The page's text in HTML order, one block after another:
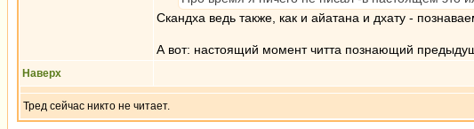
Скандха ведь также, как и айатана и дхату -
А вот: настоящий момент читта познающий
Наверх
Тред сейчас никто не читает.